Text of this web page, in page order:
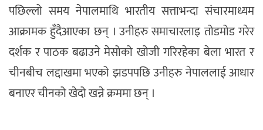
पछिल्लो समय नेपालमाथि भारतीय सत्ताभन्दा संचारमाध्यम
आक्रामक हुँदैआएका छन् । उनीहरु समाचारलाइ तोडमोड गरेर
दर्शक र पाठक बढाउने मेसोको खोजी गरिरहेका बेला भारत र
चीनबीच लद्दाखमा भएको झडपपछि उनीहरु नेपाललाई आधार
बनाएर चीनको खेदो खन्ने क्रममा छन् ।